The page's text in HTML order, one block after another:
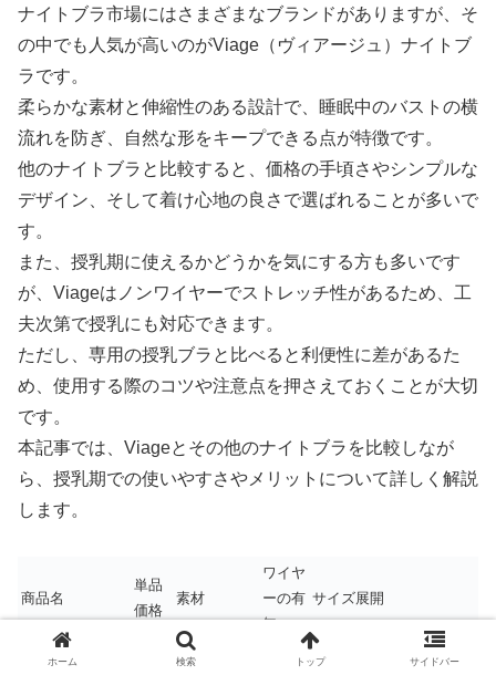
ナイトブラ市場にはさまざまなブランドがありますが、そ
の中でも人気が高いのがViage（ヴィアージュ）ナイトブ
ラです。
柔らかな素材と伸縮性のある設計で、睡眠中のバストの横
流れを防ぎ、自然な形をキープできる点が特徴です。
他のナイトブラと比較すると、価格の手頃さやシンプルな
デザイン、そして着け心地の良さで選ばれることが多いで
す。
また、授乳期に使えるかどうかを気にする方も多いです
が、Viageはノンワイヤーでストレッチ性があるため、工
夫次第で授乳にも対応できます。
ただし、専用の授乳ブラと比べると利便性に差があるた
め、使用する際のコツや注意点を押さえておくことが大切
です。
本記事では、Viageとその他のナイトブラを比較しなが
ら、授乳期での使いやすさやメリットについて詳しく解説
します。
商品名
単品
価格
素材
ワイヤ
ーの有
無
サイズ展開
ナイロン
ホーム 検索 トップ サイドバー